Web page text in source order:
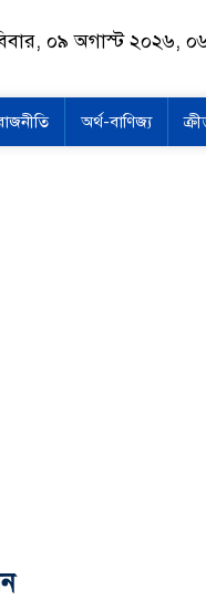
০৯ অগাস্ট ২০২৬,
অর্থ-বাণিজ্য